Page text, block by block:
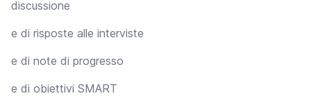
discussione
e di risposte alle interviste
e di note di progresso
e di obiettivi SMART